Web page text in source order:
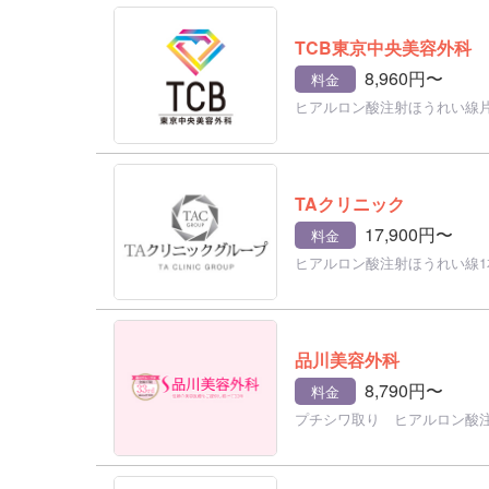
TCB東京中央美容外科
料金 8,960円〜
ヒアルロン酸注射ほうれい線
TAクリニック
料金 17,900円〜
ヒアルロン酸注射ほうれい線
品川美容外科
料金 8,790円〜
プチシワ取り ヒアルロン酸